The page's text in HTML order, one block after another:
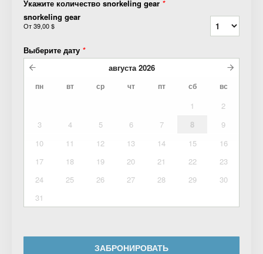
Укажите количество snorkeling gear *
snorkeling gear
От39,00 $
Выберите дату *
августа 2026
пн вт ср чт пт сб вс
1
2
3
4 5 6 7 8
9
10
11 12 13 14 15
16
17
18 19 20 21 22
23
24
25 26 27 28 29
30
31
ЗАБРОНИРОВАТЬ